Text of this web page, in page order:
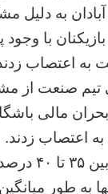
به دلیل
با وجود
به اعتصاب
صنعت از
مالی
اعتصاب زدند.
این در